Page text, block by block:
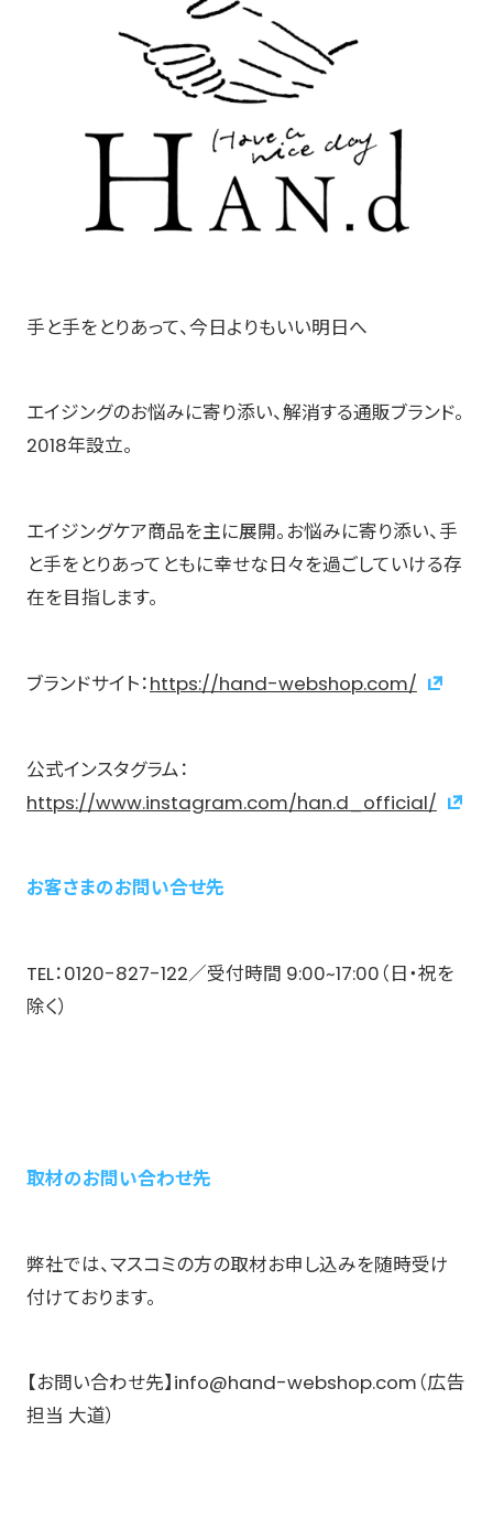
手と手をとりあって、今日よりもいい明日へ
エイジングのお悩みに寄り添い、解消する通販ブランド。
2018年設立。
エイジングケア商品を主に展開。お悩みに寄り添い、手
と手をとりあってともに幸せな日々を過ごしていける存
在を目指します。
ブランドサイト：https://hand-webshop.com/
公式インスタグラム：
https://www.instagram.com/han.d_official/
お客さまのお問い合せ先
TEL：0120-827-122／受付時間 9:00~17:00（日・祝を
除く）
取材のお問い合わせ先
弊社では、マスコミの方の取材お申し込みを随時受け
付けております。
【お問い合わせ先】info@hand-webshop.com（広告
担当 大道）